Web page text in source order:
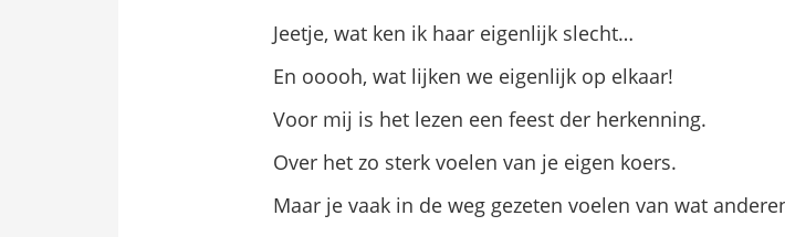
Jeetje, wat ken ik haar eigenlijk slecht…
En ooooh, wat lijken we eigenlijk op elkaar!
Voor mij is het lezen een feest der herkenning.
Over het zo sterk voelen van je eigen koers.
Maar je vaak in de weg gezeten voelen van wat